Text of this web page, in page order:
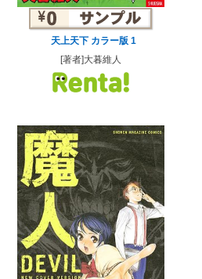
天上天下 カラー版 1
[著者]大暮維人